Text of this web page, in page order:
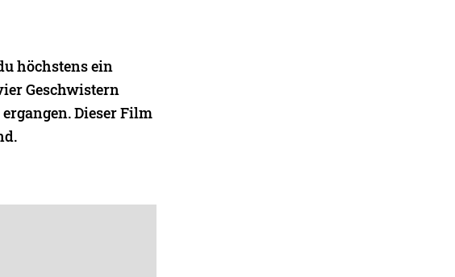
höchstens ein
Geschwistern
Dieser Film